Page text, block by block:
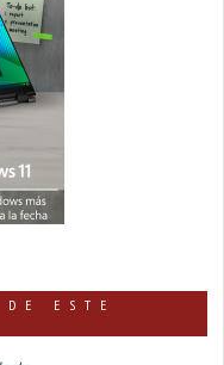
ESTE